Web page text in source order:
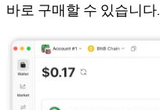
바로 구매할 수 있습니다.